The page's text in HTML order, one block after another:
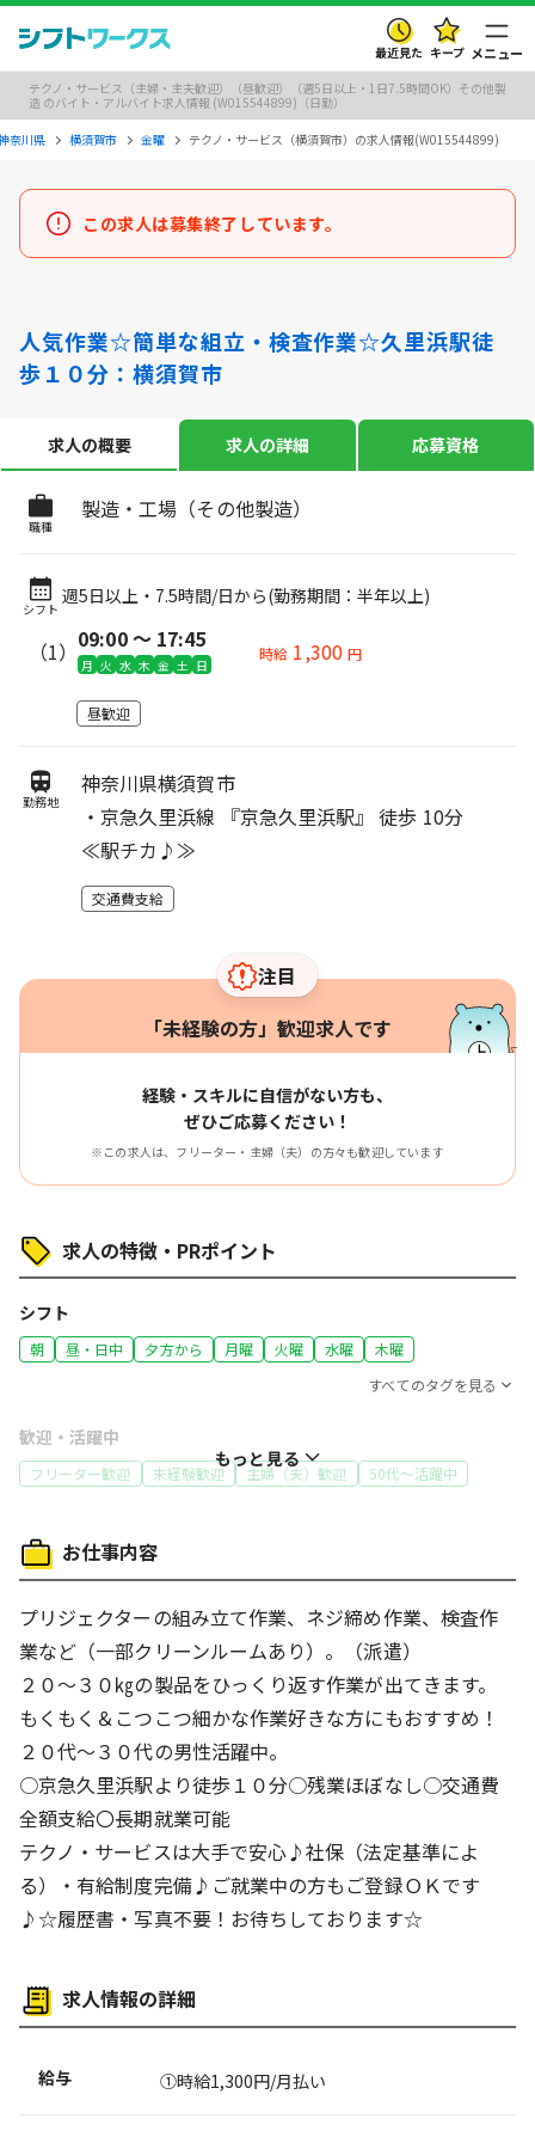
最近見た キープ メニュー
テクノ・サービス（主婦・主夫歓迎）（昼歓迎）（週5日以上・1日7.5時間OK）その他製
造 のバイト・アルバイト求人情報 (W015544899)（日勤）
奈川県 横須賀市 金曜 テクノ・サービス（横須賀市）の求人情報(W015544899)
この求人は募集終了しています。
人気作業☆簡単な組立・検査作業☆久里浜駅徒
歩１０分：横須賀市
求人の概要 求人の詳細 応募資格
職種
製造・工場（その他製造）
シフト
週5日以上・7.5時間/日から(勤務期間：半年以上)
（1）09:00 〜 17:45
月 火 水 木 金 土 日
時給 1,300 円
昼歓迎
勤務地
神奈川県横須賀市
・京急久里浜線 『京急久里浜駅』 徒歩 10分
≪駅チカ♪≫
交通費支給
注目
「未経験の方」歓迎求人です
経験・スキルに自信がない方も、
ぜひご応募ください！
※この求人は、フリーター・主婦（夫）の方々も歓迎しています
求人の特徴・PRポイント
シフト
朝 昼・日中 夕方から 月曜 火曜 水曜
木曜
すべてのタグを見る
歓迎・活躍中
フリーター歓迎 未経験歓迎 主婦（夫）歓迎 50代～活躍中
体を動かす仕事 コツコツ行う仕事
給与
交通費支給
もっと見る
お仕事内容
プリジェクターの組み立て作業、ネジ締め作業、検査作
業など（一部クリーンルームあり）。（派遣）
２０～３０㎏の製品をひっくり返す作業が出てきます。
もくもく＆こつこつ細かな作業好きな方にもおすすめ！
２０代～３０代の男性活躍中。
○京急久里浜駅より徒歩１０分○残業ほぼなし○交通費
全額支給〇長期就業可能
テクノ・サービスは大手で安心♪社保（法定基準によ
る）・有給制度完備♪ご就業中の方もご登録ＯＫです
♪☆履歴書・写真不要！お待ちしております☆
求人情報の詳細
給与 ①時給1,300円/月払い